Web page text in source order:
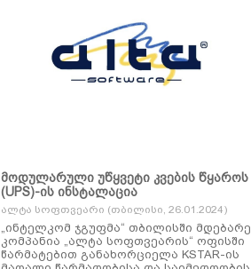
მოდულარული უწყვეტი კვების წყაროს
(UPS)-ის ინსტალაცია
ალტა სოფთვეარი (თბილისი, 26.01.2024)
„ინტელკომ ჯგუფმა“ თბილისში მდებარე
კომპანია „ალტა სოფთვეარის“ ოფისში
წარმატებით განახორციელა KSTAR-ის